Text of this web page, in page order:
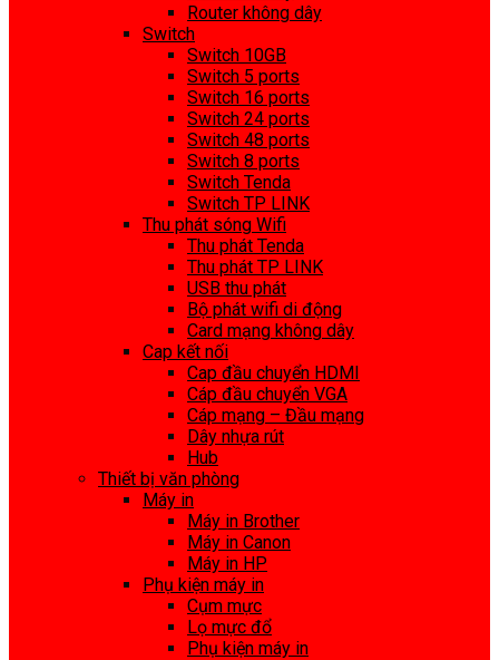
Router không dây
Switch
Switch 10GB
Switch 5 ports
Switch 16 ports
Switch 24 ports
Switch 48 ports
Switch 8 ports
Switch Tenda
Switch TP LINK
Thu phát sóng Wifi
Thu phát Tenda
Thu phát TP LINK
USB thu phát
Bộ phát wifi di động
Card mạng không dây
Cap kết nối
Cap đầu chuyển HDMI
Cáp đầu chuyển VGA
Cáp mạng – Đầu mạng
Dây nhựa rút
Hub
Thiết bị văn phòng
Máy in
Máy in Brother
Máy in Canon
Máy in HP
Phụ kiện máy in
Cụm mực
Lọ mực đổ
Phụ kiện máy in